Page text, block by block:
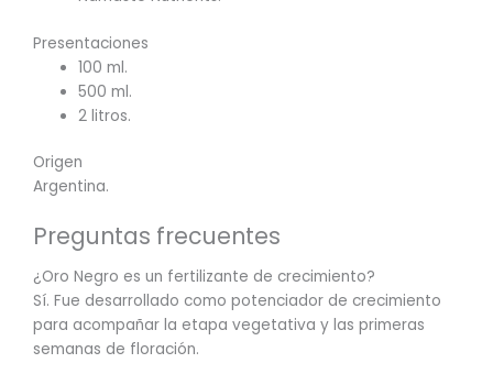
Presentaciones
100 ml.
500 ml.
2 litros.
Origen
Argentina.
Preguntas frecuentes
¿Oro Negro es un fertilizante de crecimiento?
Sí. Fue desarrollado como potenciador de crecimiento
para acompañar la etapa vegetativa y las primeras
semanas de floración.